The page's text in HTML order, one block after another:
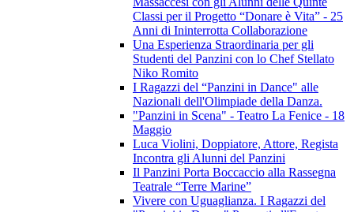
Classi per il Progetto “Donare è Vita” - 25
Anni di Ininterrotta Collaborazione
Una Esperienza Straordinaria per gli
Studenti del Panzini con lo Chef Stellato
Niko Romito
I Ragazzi del “Panzini in Dance" alle
Nazionali dell'Olimpiade della Danza.
"Panzini in Scena" - Teatro La Fenice - 18
Maggio
Luca Violini, Doppiatore, Attore, Regista
Incontra gli Alunni del Panzini
Il Panzini Porta Boccaccio alla Rassegna
Teatrale “Terre Marine”
Vivere con Uguaglianza. I Ragazzi del